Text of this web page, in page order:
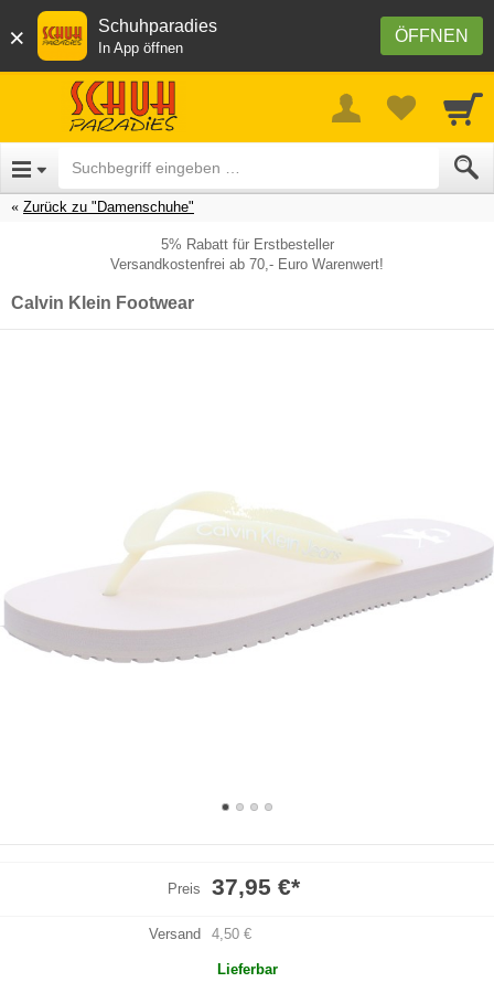
× ÖFFNEN
Schuhparadies
In App öffnen
Zurück zu "Damenschuhe"
5% Rabatt für Erstbesteller
Versandkostenfrei ab 70,- Euro Warenwert!
Calvin Klein Footwear
Preis 37,95 €*
Versand 4,50 €
Lieferbar